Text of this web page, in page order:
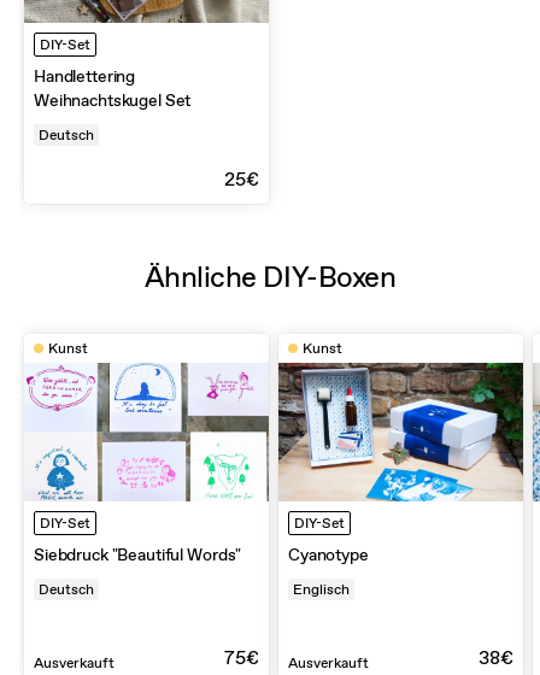
DIY-Set
Handlettering
Weihnachtskugel Set
Deutsch
25€
Ähnliche DIY-Boxen
Kunst
DIY-Set
Siebdruck "Beautiful Words"
Deutsch
Ausverkauft 75€
Kunst
DIY-Set
Cyanotype
Englisch
Ausverkauft 38€